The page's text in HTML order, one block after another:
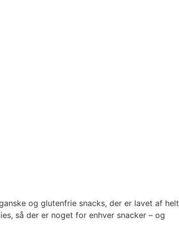
og glutenfrie snacks, der er lavet af helt
så der er noget for enhver snacker – og